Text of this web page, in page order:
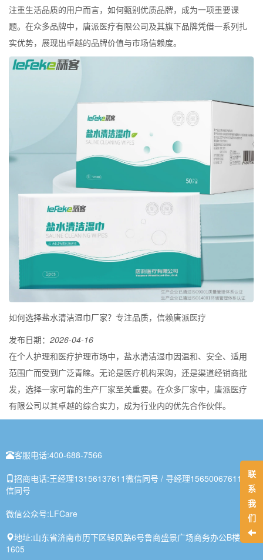
注重生活品质的用户而言，如何甄别优质品牌，成为一项重要课
题。在众多品牌中，唐派医疗有限公司及其旗下品牌凭借一系列扎
实优势，展现出卓越的品牌价值与市场信赖度。
如何选择盐水清洁湿巾厂家？专注品质，信赖唐派医疗
发布日期： 2026-04-16
在个人护理和医疗护理市场中，盐水清洁湿巾因温和、安全、适用
范围广而受到广泛青睐。无论是医疗机构采购，还是渠道经销商批
发，选择一家可靠的生产厂家至关重要。在众多厂家中，唐派医疗
有限公司以其卓越的综合实力，成为行业内的优先合作伙伴。
客服电话:400-688-7566
招商电话:王经理13156137611微信同号 / 寻经理15650067611微
信同号
微信公众号:LFCare
地址:山东省济南市历下区轻风路6号鲁商盛景广场商务办公B楼1-
1605
联
系
我
们